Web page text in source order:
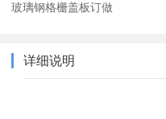
玻璃钢格栅盖板订做
详细说明